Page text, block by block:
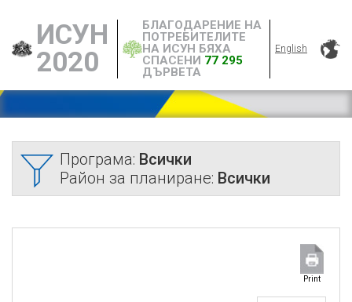
ИСУН
2020
БЛАГОДАРЕНИЕ НА
ПОТРЕБИТЕЛИТЕ
НА ИСУН БЯХА
СПАСЕНИ 77 295
ДЪРВЕТА
English
Програма: Всички
Район за планиране: Всички
Print